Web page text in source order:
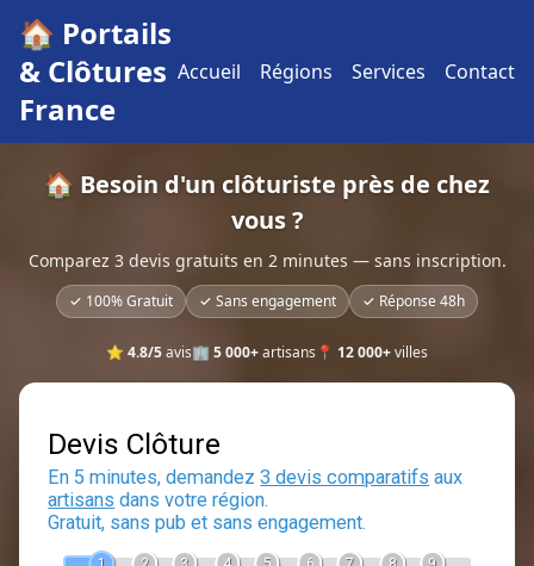
🏠 Portails
& Clôtures
France
Accueil Régions Services Contact
🏠 Besoin d'un clôturiste près de chez
vous ?
Comparez 3 devis gratuits en 2 minutes — sans inscription.
✓ 100% Gratuit ✓ Sans engagement ✓ Réponse 48h
⭐ 4.8/5avis🏢 5 000+artisans 📍 12 000+villes
Devis Clôture